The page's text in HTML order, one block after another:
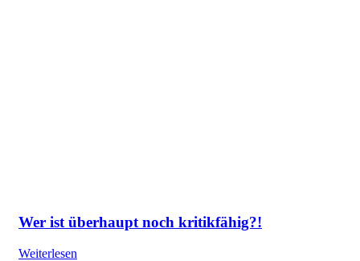
Wer ist überhaupt noch kritikfähig?!
Weiterlesen